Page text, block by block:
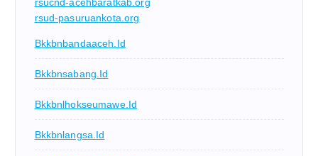
rsucnd-acehbaratkab.org
rsud-pasuruankota.org
Bkkbnbandaaceh.id
Bkkbnsabang.id
Bkkbnlhokseumawe.id
Bkkbnlangsa.id